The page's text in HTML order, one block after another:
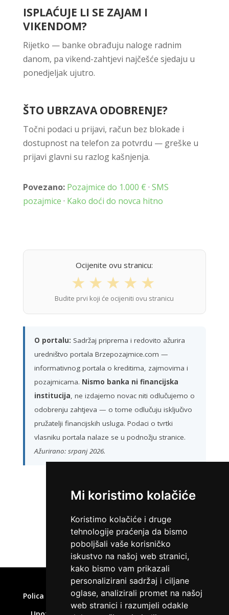
Mi koristimo kolačiće
Koristimo kolačiće i druge
tehnologije praćenja da bismo
poboljšali vaše korisničko
iskustvo na našoj web stranici,
kako bismo vam prikazali
personalizirani sadržaj i ciljane
oglase, analizirali promet na našoj
web stranici i razumjeli odakle
ISPLAĆUJE LI SE ZAJAM I
VIKENDOM?
Rijetko — banke obrađuju naloge radnim
danom, pa vikend-zahtjevi najčešće sjedaju u
ponedjeljak ujutro.
ŠTO UBRZAVA ODOBRENJE?
Točni podaci u prijavi, račun bez blokade i
dostupnost na telefon za potvrdu — greške u
prijavi glavni su razlog kašnjenja.
Povezano: Pozajmice do 1.000 € · SMS
pozajmice · Kako doći do novca hitno
Ocijenite ovu stranicu:
★ ★ ★ ★ ★
Budite prvi koji će ocijeniti ovu stranicu
O portalu: Sadržaj priprema i redovito ažurira
uredništvo portala Brzepozajmice.com —
informativnog portala o kreditima, zajmovima i
pozajmicama. Nismo banka ni financijska
institucija, ne izdajemo novac niti odlučujemo o
odobrenju zahtjeva — o tome odlučuju isključivo
pružatelji financijskih usluga. Podaci o tvrtki
vlasniku portala nalaze se u podnožju stranice.
Ažurirano: srpanj 2026.
ZATRAŽI KREDIT
Home»Brzi zajam isplata odmah
Polica privatnosti Uvjeti korištenja
Kolačići